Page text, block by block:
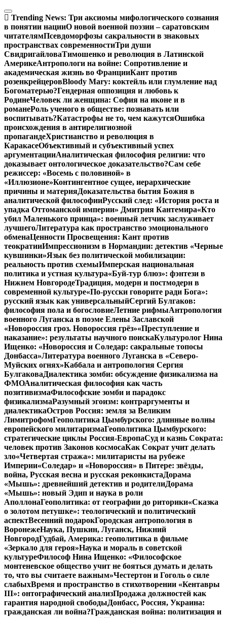
Перейти
к
содержимому
Trending News: Три аксиомы мифологического сознания
в понятии нацииО новой военной поэзии – саратовским
читателямПсевдоморфозы сакральности в знаковых
пространствах современностиТри души
СвидригайловаТимошенко и революция в Латинской
АмерикеАнтропологи на войне: Сопротивление и
академическая жизнь во ФранцииКант против
розенкрейцеровBloody Mary: коктейль или глумление над
Богоматерью?Гендерная оппозиция и любовь к
РодинеЧеловек ли женщина: София на иконе и в
романеРоль ученого в обществе: познавать или
воспитывать?Катастрофы не то, чем кажутсяОшибка
происхождения в антирелигиозной
пропагандеХристианство и революция в
КаракасеОбъективный и субъективный успех
аргументацииАналитическая философия религии: что
доказывает онтологическое доказательство?Сам себе
режиссер: «Восемь с половиной» в
«Иллюзионе»Контингентное сущее, иерархические
причины и материяДоказательства бытия Божия в
аналитической философииРусский след: «История роста и
упадка Оттоманской империи» Дмитрия Кантемира«Кто
убил Маленького принца»: военный летчик заслуживает
лучшегоЛитература как пространство эмоционального
обменаЦенности Просвещения: Кант против
теократииИмпрессионизм в Нормандии: детектив «Черные
кувшинки»Язык без политической мобилизации:
реальность против схемыИмперская национальная
политика и устная культура«Буй-тур блюз»: фэнтези в
Нижнем НовгородеТрадиция, модерн и постмодерн в
современной культуре«По-русски говорите ради Бога»:
русский язык как универсальныйСергий Булгаков:
философия пола и богословиеЛетние рифмыАнтропология
военного Луганска в поэме Елены Заславской
«Новороссия гроз. Новороссия грёз»«Преступление и
наказание»: результаты научного поискаКультуролог Нина
Ищенко: «Новороссия и Соледар: сакральные топосы
Донбасса»Литература военного Луганска в «Северо-
Муйских огнях»Каббала и антропология Сергия
БулгаковаДиалектика зомби: обсуждение физикализма на
ФМОАналитическая философия как часть
позитивизмаФилософские зомби и парадокс
физикализмаРазумный эгоизм: контраргументы и
диалектикаОстров Россия: земля за Великим
ЛимитрофомГеополитика Цымбурского: длинные волны
европейского милитаризмаГеополитика Цымбурского:
стратегические циклы Россия-ЕвропаСуд и казнь Сократа:
человек против Законов космосаКак Сократ учит делать
зло«Четвертая стража»: милитаристы на рубеже
Империи«Соледар» и «Новороссия» в Питере: звёзды,
война, Русская весна и русская реконкистаДорама
«Мышь»: древнейший детектив и родителиДорама
«Мышь»: новый Эдип и наука в роли
АполлонаГеополитика: от географии до риторики«Сказка
о золотом петушке»: теологический и политический
аспектВесенний подарокГородская антропология в
ВоронежеНаука, Пушкин, Луганск, Нижний
НовгородГудбай, Америка: геополитика в фильме
«Зеркало для героя»Наука и мораль в советской
культуреФилософ Нина Ищенко: «Философское
монтеневское общество учит не бояться думать и делать
то, что вы считаете важным»Честертон и Гоголь о силе
слабыхВремя и пространство в стихотворении «Кентавры
III»: онтографический анализПродажа должностей как
гарантия народной свободыДонбасс, Россия, Украина:
гражданская ли война?Гражданская война: политизация и